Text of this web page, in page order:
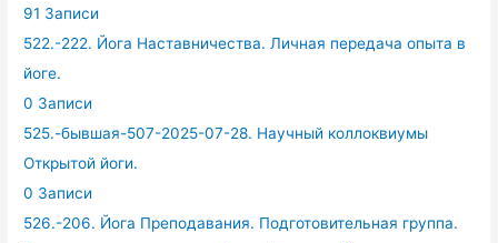
91 Записи
522.-222. Йога Наставничества. Личная передача опыта в
йоге.
0 Записи
525.-бывшая-507-2025-07-28. Научный коллоквиумы
Открытой йоги.
0 Записи
526.-206. Йога Преподавания. Подготовительная группа.